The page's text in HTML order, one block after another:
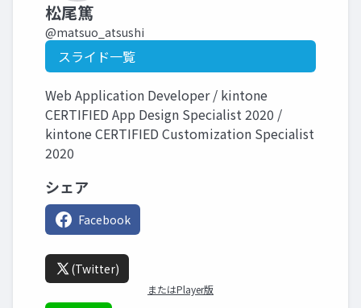
松尾篤
@matsuo_atsushi
スライド一覧
Web Application Developer / kintone
CERTIFIED App Design Specialist 2020 /
kintone CERTIFIED Customization Specialist
2020
シェア
Facebook
(Twitter)
またはPlayer版